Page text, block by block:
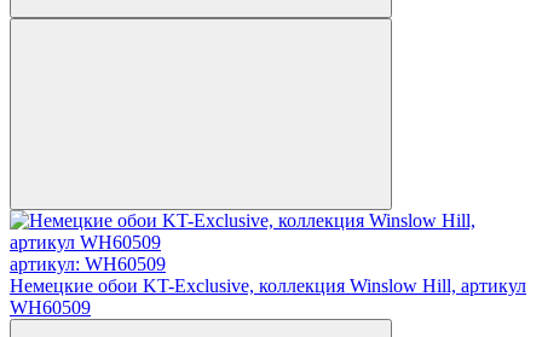
артикул: WH60509
Немецкие обои KT-Exclusive, коллекция Winslow Hill, артикул
WH60509